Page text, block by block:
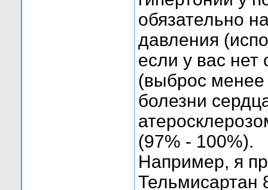
обязательно
давления
если у вас нет
(выброс
болезни
(97% - 100%).
Например, я
Тельмисартан